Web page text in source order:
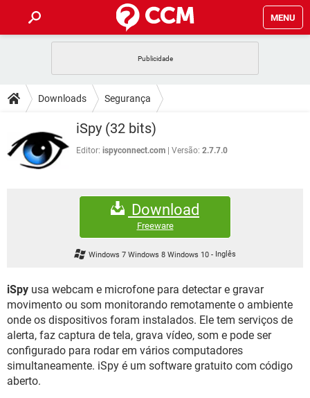
MENU
CELULAR
INSTAGRAM GMAIL
DICAS
JOGOS
CELULAR
OUTLOOK
JOGOS WHATSAPP
EXCEL
GMAIL
FÓRUM
FACEBOOK
EXCEL
GMAIL
WHATSAPP
INSTAGRAM GMAIL
GUIA DE COMPRAS
Downloads Segurança
iSpy (32 bits)
Editor: ispyconnect.com Versão: 2.7.7.0
Download
Freeware
Windows 7 Windows 8 Windows 10 - Inglês
iSpy usa webcam e microfone para detectar e gravar
movimento ou som monitorando remotamente o ambiente
onde os dispositivos foram instalados. Ele tem serviços de
alerta, faz captura de tela, grava vídeo, som e pode ser
configurado para rodar em vários computadores
simultaneamente. iSpy é um software gratuito com código
aberto.